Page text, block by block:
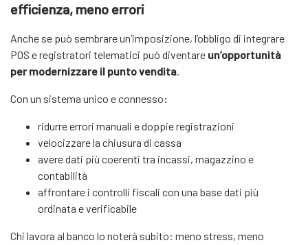
efficienza, meno errori
Anche se può sembrare un’imposizione, l’obbligo di integrare
POS e registratori telematici può diventare un’opportunità
per modernizzare il punto vendita.
Con un sistema unico e connesso:
ridurre errori manuali e doppie registrazioni
velocizzare la chiusura di cassa
avere dati più coerenti tra incassi, magazzino e
contabilità
affrontare i controlli fiscali con una base dati più
ordinata e verificabile
Chi lavora al banco lo noterà subito: meno stress, meno